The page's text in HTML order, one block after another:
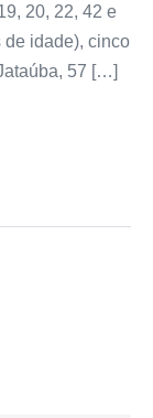
20, 22, 42 e
de idade), cinco
57 […]